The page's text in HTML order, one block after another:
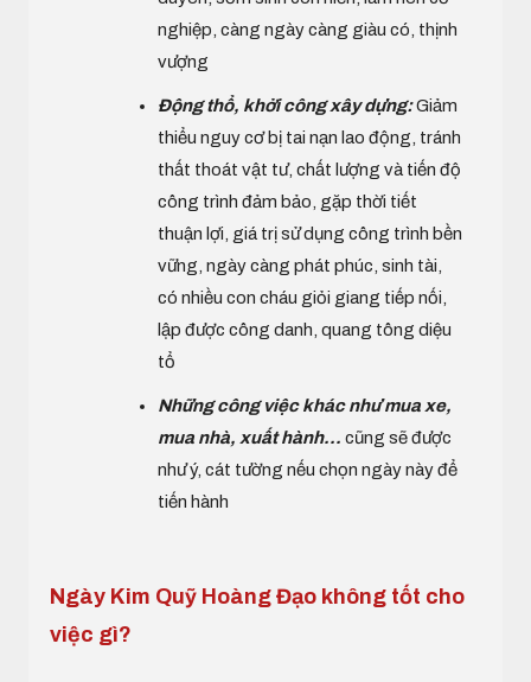
nghiệp, càng ngày càng giàu có, thịnh
vượng
Động thổ, khởi công xây dựng:Giảm
thiểu nguy cơ bị tai nạn lao động, tránh
thất thoát vật tư, chất lượng và tiến độ
công trình đảm bảo, gặp thời tiết
thuận lợi, giá trị sử dụng công trình bền
vững, ngày càng phát phúc, sinh tài,
có nhiều con cháu giỏi giang tiếp nối,
lập được công danh, quang tông diệu
tổ
Những công việc khác như mua xe,
mua nhà, xuất hành... cũng sẽ được
như ý, cát tường nếu chọn ngày này để
tiến hành
Ngày Kim Quỹ Hoàng Đạo không tốt cho
việc gì?